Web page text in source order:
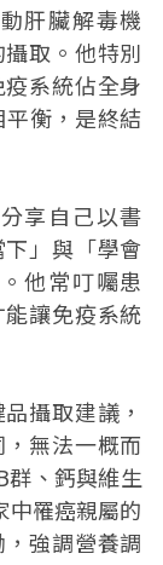
肝臟解毒機
取。他特別
系統佔全身
衡，是終結
享自己以書
」與「學會
他常叮囑患
讓免疫系統
攝取建議，
無法一概而
群、鈣與維生
中罹癌親屬的
強調營養調